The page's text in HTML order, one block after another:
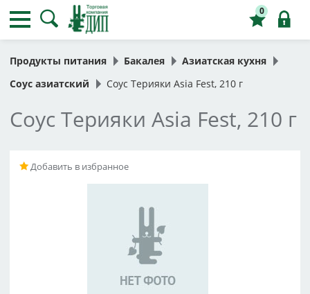
0
Продукты питания Бакалея
Азиатская кухня
Соус азиатский
Соус Терияки Asia Fest, 210 г
Соус Терияки Asia Fest, 210 г
Добавить в избранное